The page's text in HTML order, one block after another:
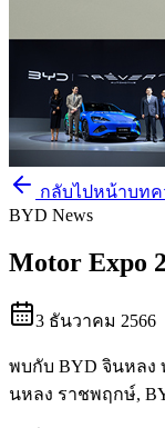
กลับไปหน้าบทค
BYD News
Motor Expo
3 ธันวาคม 2566
พบกับ BYD จินหลง
นหลง ราชพฤกษ์,